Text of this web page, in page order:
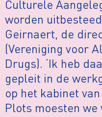
Culturele
worden
Geirnaert, de
(Vereniging voor
Drugs). ‘Ik heb
gepleit in de
op het kabinet
Plots moesten